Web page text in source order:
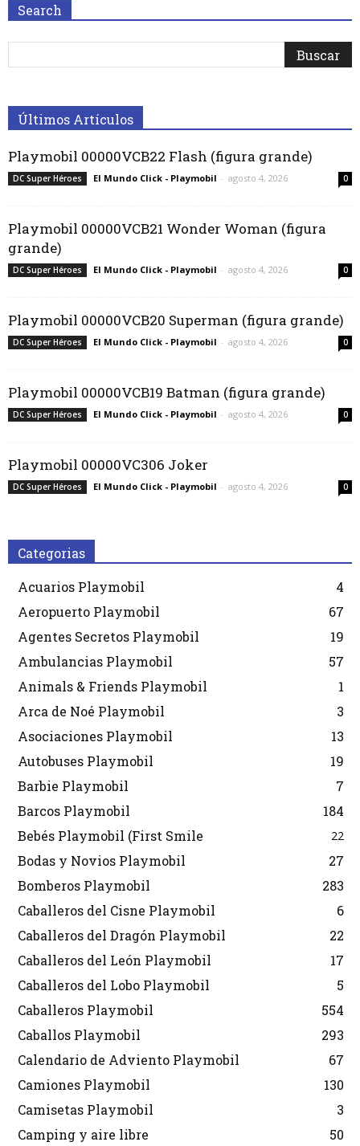
Search
Últimos Artículos
Playmobil 00000VCB22 Flash (figura grande)
DC Super Héroes El Mundo Click - Playmobil - agosto 4, 2026 0
Playmobil 00000VCB21 Wonder Woman (figura
grande)
DC Super Héroes El Mundo Click - Playmobil - agosto 4, 2026 0
Playmobil 00000VCB20 Superman (figura grande)
DC Super Héroes El Mundo Click - Playmobil - agosto 4, 2026 0
Playmobil 00000VCB19 Batman (figura grande)
DC Super Héroes El Mundo Click - Playmobil - agosto 4, 2026 0
Playmobil 00000VC306 Joker
DC Super Héroes El Mundo Click - Playmobil - agosto 4, 2026 0
Categorias
Acuarios Playmobil
4
Aeropuerto Playmobil
67
Agentes Secretos Playmobil
19
Ambulancias Playmobil
57
Animals & Friends Playmobil
1
Arca de Noé Playmobil
3
Asociaciones Playmobil
13
Autobuses Playmobil
19
Barbie Playmobil
7
Barcos Playmobil
184
Bebés Playmobil (First Smile
22
Bodas y Novios Playmobil
27
Bomberos Playmobil
283
Caballeros del Cisne Playmobil
6
Caballeros del Dragón Playmobil
22
Caballeros del León Playmobil
17
Caballeros del Lobo Playmobil
5
Caballeros Playmobil
554
Caballos Playmobil
293
Calendario de Adviento Playmobil
67
Camiones Playmobil
130
Camisetas Playmobil
3
Camping y aire libre
50